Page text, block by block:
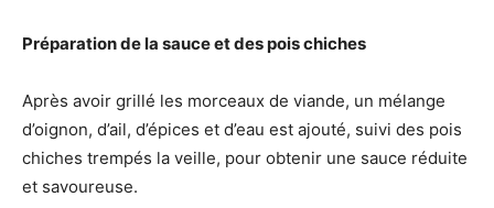
Préparation de la sauce et des pois chiches
Après avoir grillé les morceaux de viande, un mélange
d’oignon, d’ail, d’épices et d’eau est ajouté, suivi des pois
chiches trempés la veille, pour obtenir une sauce réduite
et savoureuse.